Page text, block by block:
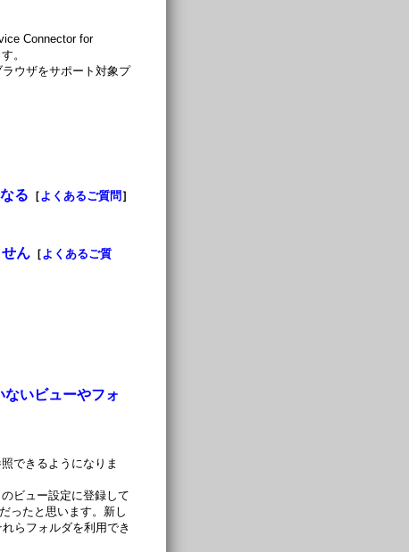
Connector for
。
ウザをサポート対象プ
る ［よくあるご質問 ］
ん ［よくあるご質
いビューやフォ
できるようになりま
ビュー設定に登録して
ったと思います。新し
らフォルダを利用でき